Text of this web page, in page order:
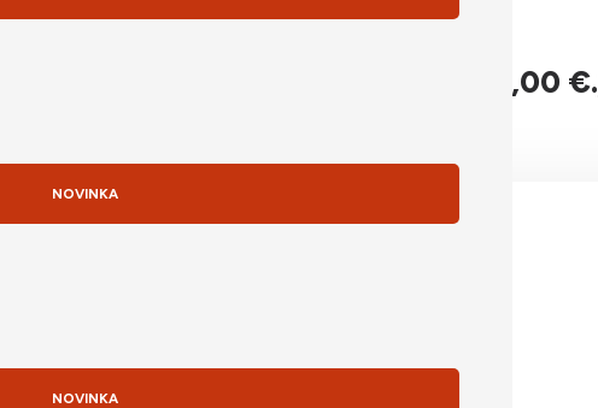
NOVINKA
NOVINKA
Pôvodná cena bola: 1 489,00 €.